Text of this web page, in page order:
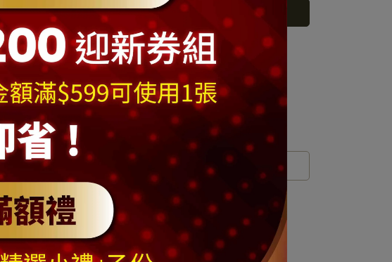
加入購物車
此商品 「 最高 」可以折抵紅利 399點 (約等於NT$399)
運送方式